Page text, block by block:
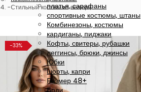
платья, сарафаны
спортивные костюмы, штаны
Комбинезоны, костюмы
кардиганы, пиджаки
Кофты, свитеры, рубашки
леггинсы, брюки, джинсы
Юбки
шорты, капри
Размер 48+
Боди
Стильный костюм из велюра
-33%